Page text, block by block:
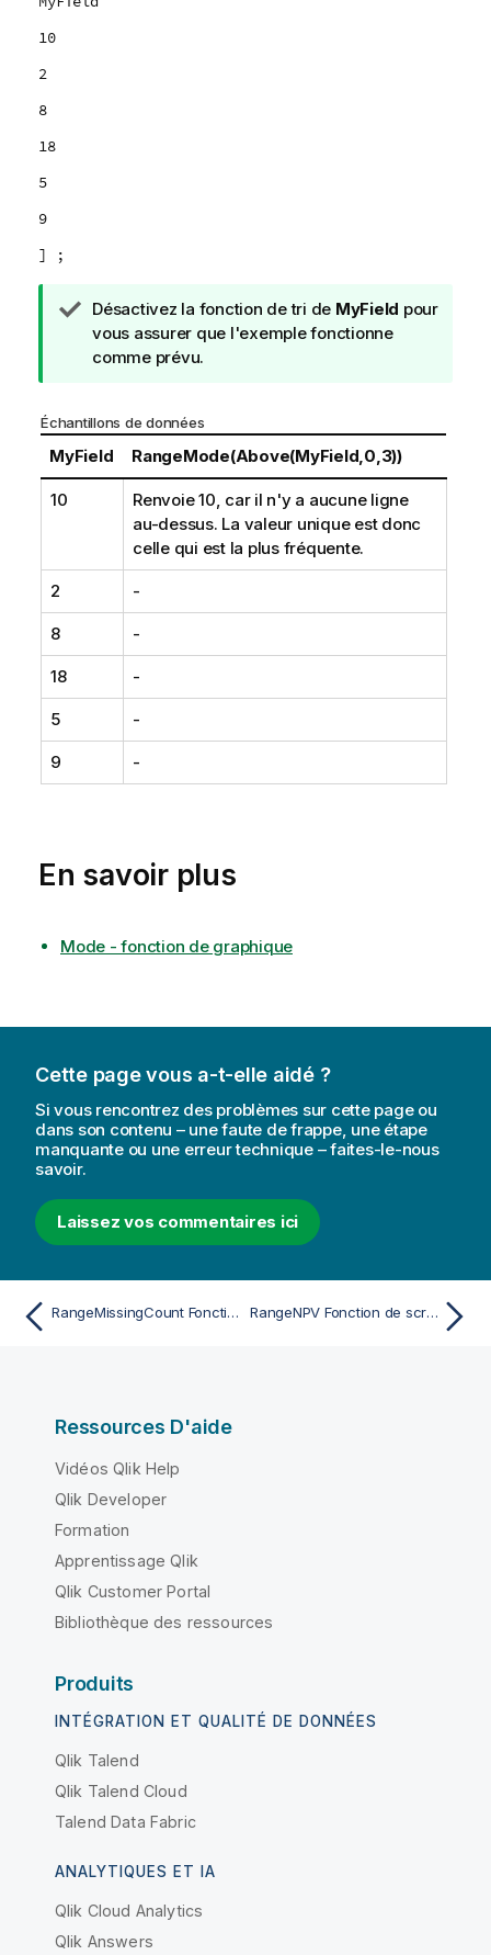
10
2
8
18
5
9
] ;
N
o
t
o
n
s
Désactivez la fonction de tri de MyField pour
vous assurer que l'exemple fonctionne
comme prévu.
Échantillons de données
MyField RangeMode(Above(MyField,0,3))
10
Renvoie 10, car il n'y a aucune ligne
au-dessus. La valeur unique est donc
celle qui est la plus fréquente.
2 -
8 -
18 -
5 -
9 -
En savoir plus
Mode - fonction de graphique
Cette page vous a-t-elle aidé ?
Si vous rencontrez des problèmes sur cette page ou
dans son contenu – une faute de frappe, une étape
manquante ou une erreur technique – faites-le-nous
savoir.
Laissez vos commentaires ici
RangeMissingCount Fonction de script et de graphique RangeNPV Fonction de script et de graphique
Ressources D'aide
Vidéos Qlik Help
Qlik Developer
Formation
Apprentissage Qlik
Qlik Customer Portal
Bibliothèque des ressources
Produits
INTÉGRATION ET QUALITÉ DE DONNÉES
Qlik Talend
Qlik Talend Cloud
Talend Data Fabric
ANALYTIQUES ET IA
Qlik Cloud Analytics
Qlik Answers